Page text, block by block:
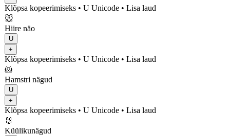
Klõpsa kopeerimiseks • U Unicode • Lisa laud
🐭
Hiire näo
U
+
Klõpsa kopeerimiseks • U Unicode • Lisa laud
🐹
Hamstri nägud
U
+
Klõpsa kopeerimiseks • U Unicode • Lisa laud
🐰
Küülikunägud